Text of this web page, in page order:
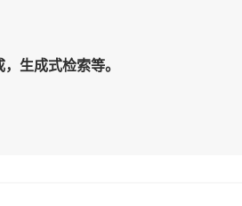
，生成式检索等。